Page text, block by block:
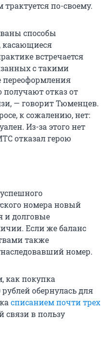
по-своему.
способы
касающиеся
встречается
с такими
получают отказ от
— говорит Тюменцев.
к сожалению, нет:
Из-за этого нет
отказал герою
номера новый
и долговые
Если же баланс
также
номер.
как покупка
рублей обернулась для
списанием почти трех
связи в пользу